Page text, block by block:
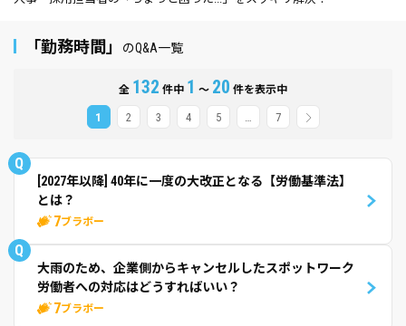
「勤務時間」 のQ&A一覧
全 132 件中 1 ～ 20 件を表示中
1 2 3 4 5 … 7
Q
[2027年以降] 40年に一度の大改正となる【労働基準法】
とは？
7ブラボー
Q
大雨のため、企業側からキャンセルしたスポットワーク
労働者への対応はどうすればいい？
7ブラボー